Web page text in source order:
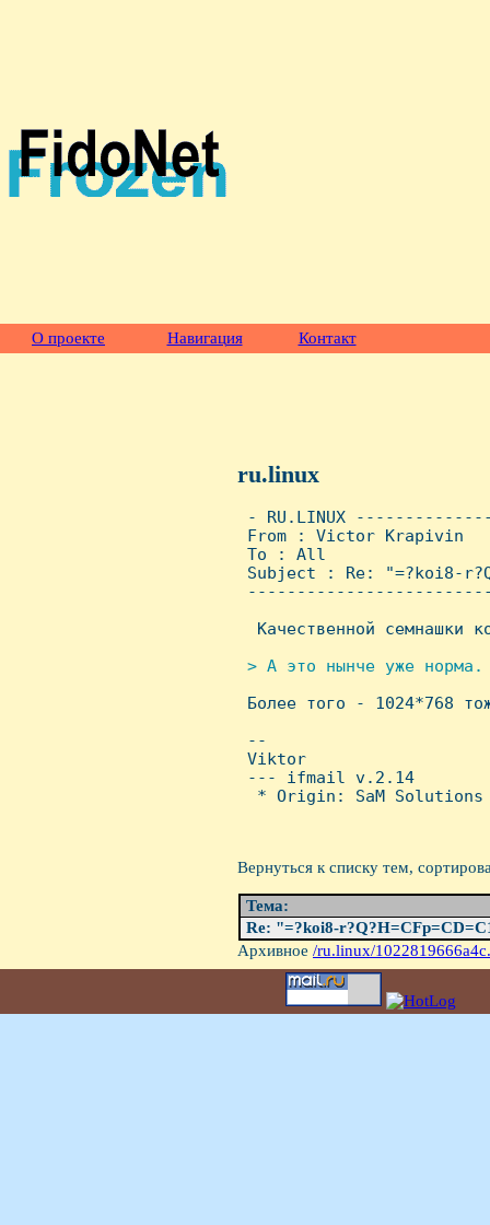
О проекте Навигация Контакт
ru.linux
- RU.LINUX
From : Victor
To : All
Subject : Re: "=?koi8-
Качественной семнашки
> А это нынче уже ноpма.
Более того - 1024*768
--
Viktor
--- ifmail v.2.14
* Origin: SaM
Вернуться к списку тем,
Тема:
Re: "=?koi8-
Архивное /ru.linux/